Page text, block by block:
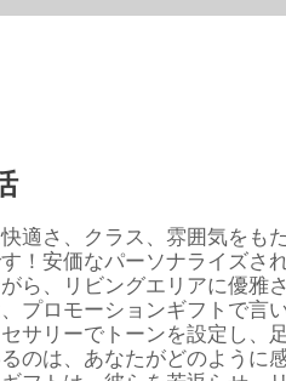
適さ、クラス、雰囲気をも
！安価なパーソナライズさ
がら、リビングエリアに優雅
プロモーションギフトで言
サリーでトーンを設定し、
のは、あなたがどのように